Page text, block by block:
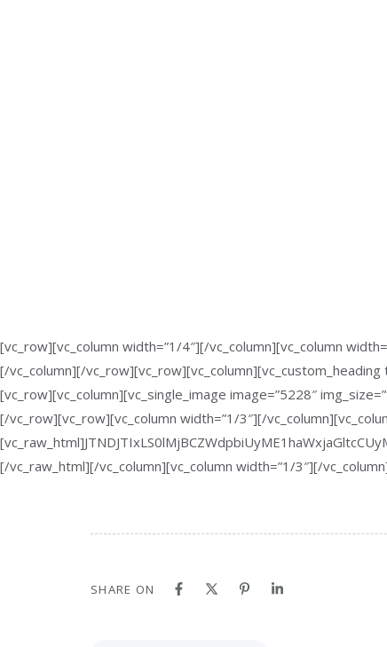
[vc_row][vc_column width=”1/4″][/vc_column][vc_column
[/vc_column][/
[vc_row][vc_column][vc_single_image image=”5228″
[/vc_row][vc_row][vc_column width=”1/3″][/
[/vc_raw_html][/vc_column][vc_column width=”1/3″][/
SHARE ON